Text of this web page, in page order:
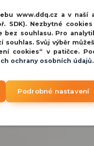
konkrétních
www.ddq.cz a v naší
SDK). Nezbytné
bez souhlasu. Pro
souhlas. Svůj výběr
cookies“ v patičce.
ochrany osobních údajů.
Podrobné nastavení